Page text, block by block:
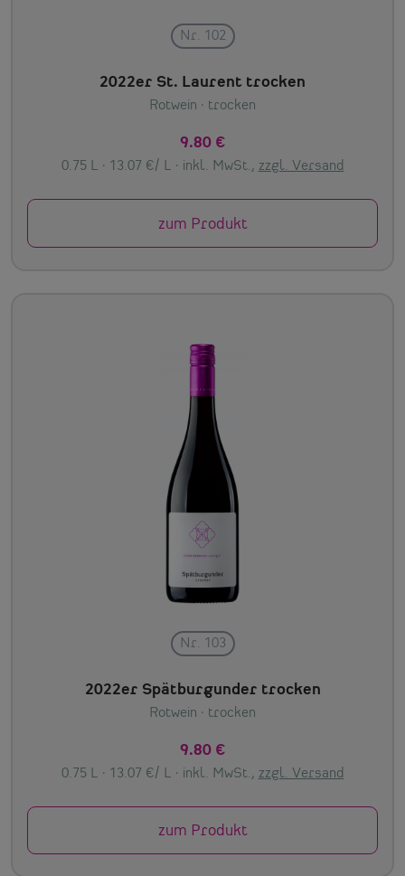
Nr. 102
2022er St. Laurent trocken
Rotwein · trocken
9.80 €
0.75 L · 13.07 €/ L · inkl. MwSt., zzgl. Versand
zum Produkt
Nr. 103
2022er Spätburgunder trocken
Rotwein · trocken
9.80 €
0.75 L · 13.07 €/ L · inkl. MwSt., zzgl. Versand
zum Produkt